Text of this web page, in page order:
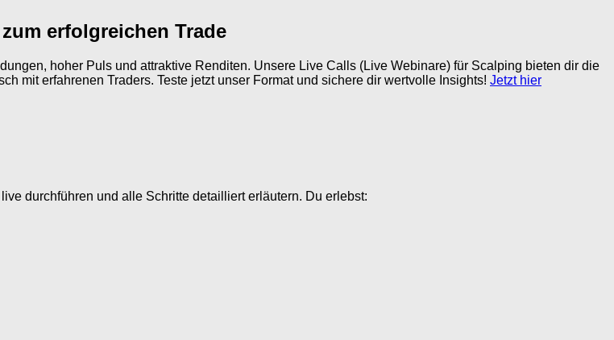
erfolgreichen Trade
hoher Puls und attraktive Renditen. Unsere Live Calls (Live Webinare) für Scalping bieten dir die
mit erfahrenen Traders. Teste jetzt unser Format und sichere dir wertvolle Insights! Jetzt hier
durchführen und alle Schritte detailliert erläutern. Du erlebst: